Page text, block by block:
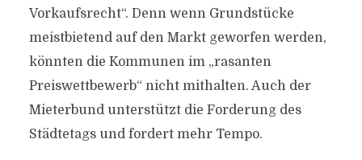
Vorkaufsrecht“. Denn wenn Grundstücke
meistbietend auf den Markt geworfen werden,
könnten die Kommunen im „rasanten
Preiswettbewerb“ nicht mithalten. Auch der
Mieterbund unterstützt die Forderung des
Städtetags und fordert mehr Tempo.